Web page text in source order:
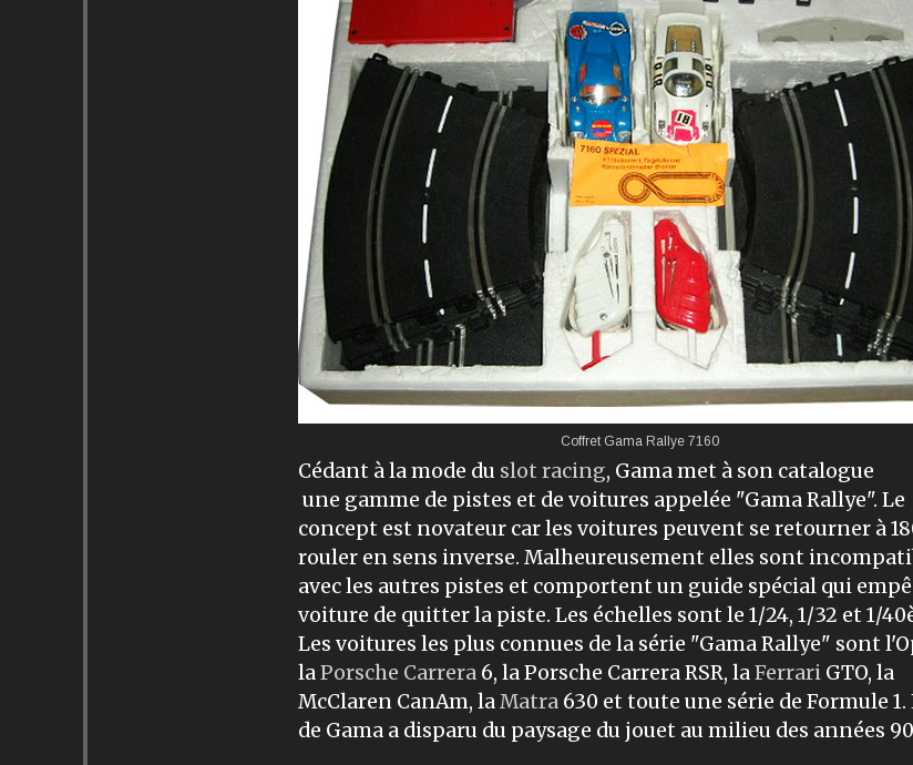
Coffret Gama Rallye 7160
Cédant à la mode du slot racing, Gama met à son catalogue
une gamme de pistes et de voitures appelée "Gama Rallye". Le
concept est novateur car les voitures peuvent se retourner à
rouler en sens inverse. Malheureusement elles sont
avec les autres pistes et comportent un guide spécial qui
voiture de quitter la piste. Les échelles sont le 1/24, 1/32 et 1/
Les voitures les plus connues de la série "Gama Rallye" sont
laPorsche Carrera 6, la Porsche Carrera RSR, laFerrari GTO, la
McClaren CanAm, laMatra 630 et toute une série de Formule
de Gama a disparu du paysage du jouet au milieu des années